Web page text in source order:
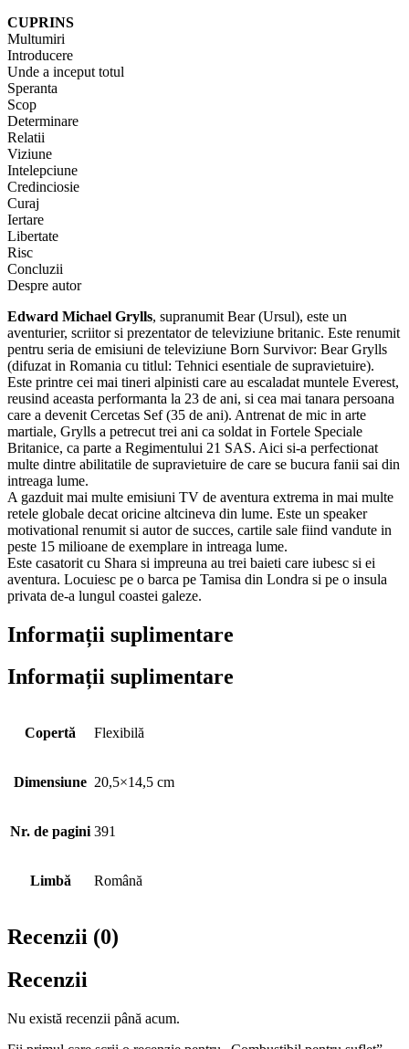
CUPRINS
Multumiri
Introducere
Unde a inceput totul
Speranta
Scop
Determinare
Relatii
Viziune
Intelepciune
Credinciosie
Curaj
Iertare
Libertate
Risc
Concluzii
Despre autor
Edward Michael Grylls, supranumit Bear (Ursul), este un
aventurier, scriitor si prezentator de televiziune britanic. Este renumit
pentru seria de emisiuni de televiziune Born Survivor: Bear Grylls
(difuzat in Romania cu titlul: Tehnici esentiale de supravietuire).
Este printre cei mai tineri alpinisti care au escaladat muntele Everest,
reusind aceasta performanta la 23 de ani, si cea mai tanara persoana
care a devenit Cercetas Sef (35 de ani). Antrenat de mic in arte
martiale, Grylls a petrecut trei ani ca soldat in Fortele Speciale
Britanice, ca parte a Regimentului 21 SAS. Aici si-a perfectionat
multe dintre abilitatile de supravietuire de care se bucura fanii sai din
intreaga lume.
A gazduit mai multe emisiuni TV de aventura extrema in mai multe
retele globale decat oricine altcineva din lume. Este un speaker
motivational renumit si autor de succes, cartile sale fiind vandute in
peste 15 milioane de exemplare in intreaga lume.
Este casatorit cu Shara si impreuna au trei baieti care iubesc si ei
aventura. Locuiesc pe o barca pe Tamisa din Londra si pe o insula
privata de-a lungul coastei galeze.
Informații suplimentare
Informații suplimentare
Copertă Flexibilă
Dimensiune 20,5×14,5 cm
Nr. de pagini 391
Limbă Română
Recenzii (0)
Recenzii
Nu există recenzii până acum.